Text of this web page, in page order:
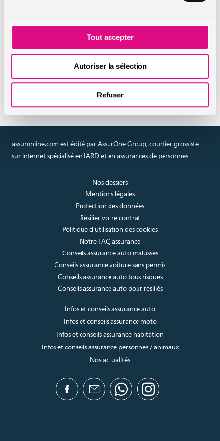
Tout accepter
Autoriser la sélection
Refuser
En savoir plus sur l'assurance
santé
Réaliser un devis en ligne
assurance santé
assuronline.com est édité par AssurOne Group, courtier grossiste
sur internet spécialisé en IARD et en assurances de personnes
Nos dossiers
Mentions légales
Protection des données
Résilier votre contrat
Politique d’utilisation des cookies
Notre FAQ assurance
Conseils assurance auto malussés
Conseils assurance voiture sans permis
Conseils assurance auto tous risques
Conseils assurance auto pour résiliés
Infos et conseils assurance auto
Infos et conseils assurance moto
Infos et conseils assurance habitation
Infos et conseils assurance personnes / animaux
Nos actualités